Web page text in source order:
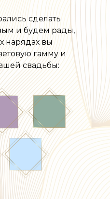
сделать
и будем рады,
нарядах вы
гамму и
свадьбы: